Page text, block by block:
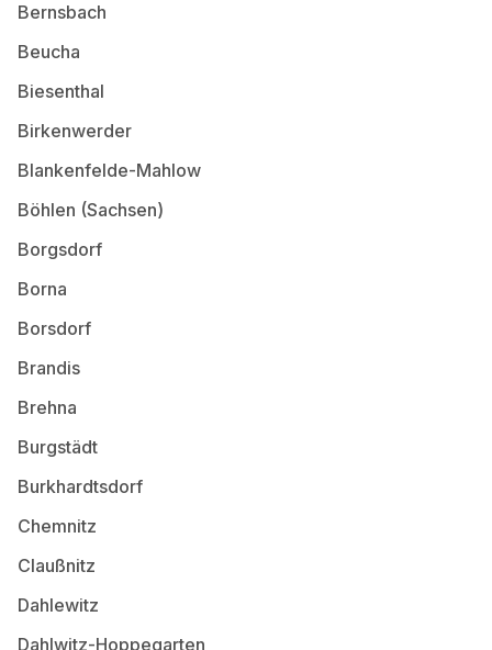
Bernsbach
Beucha
Biesenthal
Birkenwerder
Blankenfelde-Mahlow
Böhlen (Sachsen)
Borgsdorf
Borna
Borsdorf
Brandis
Brehna
Burgstädt
Burkhardtsdorf
Chemnitz
Claußnitz
Dahlewitz
Dahlwitz-Hoppegarten